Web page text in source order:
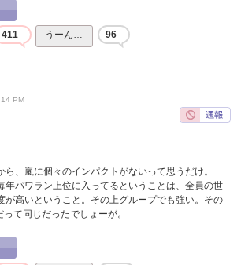
411 うーん… 96
PM
ら、嵐に個々のインパクトがないって思うだけ。
年パワラン上位に入ってるということは、全員の世
が高いということ。その上グループでも強い。その
て同じだったでしょーが。